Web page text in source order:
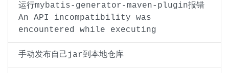
运行mybatis-generator-maven-plugin报错
An API incompatibility was
encountered while executing
手动发布自己jar到本地仓库